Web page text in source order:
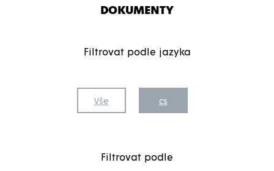
DOKUMENTY
Filtrovat podle jazyka
Vše cs
Filtrovat podle